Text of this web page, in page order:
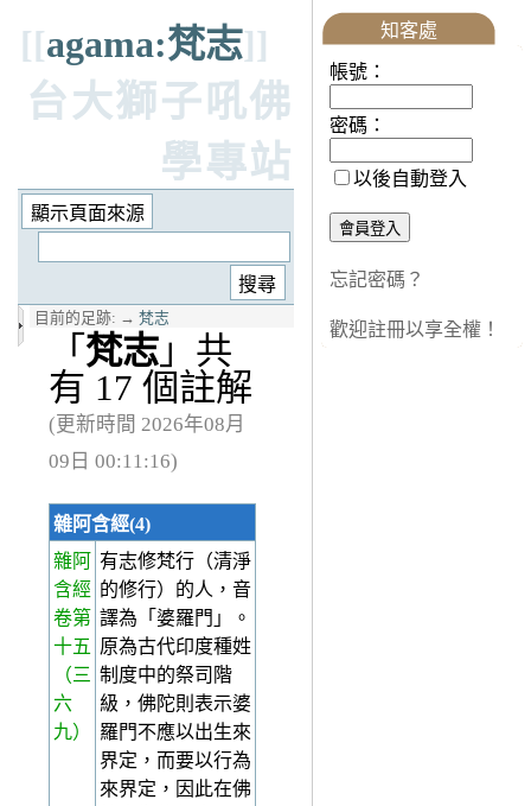
[[agama:梵志]]
台大獅子吼佛
學專站
目前的足跡: → 梵志
「 梵志 」共
有 17 個註解
(更新時間 2026年08月
09日 00:11:16)
雜阿含經(4)
雜阿
含經
卷第
十五
（三
六
九）
有志修梵行（清淨
的修行）的人，音
譯為「婆羅門」。
原為古代印度種姓
制度中的祭司階
級，佛陀則表示婆
羅門不應以出生來
界定，而要以行為
來界定，因此在佛
知客處
帳號：
密碼：
以後自動登入
忘記密碼？
歡迎註冊以享全權！